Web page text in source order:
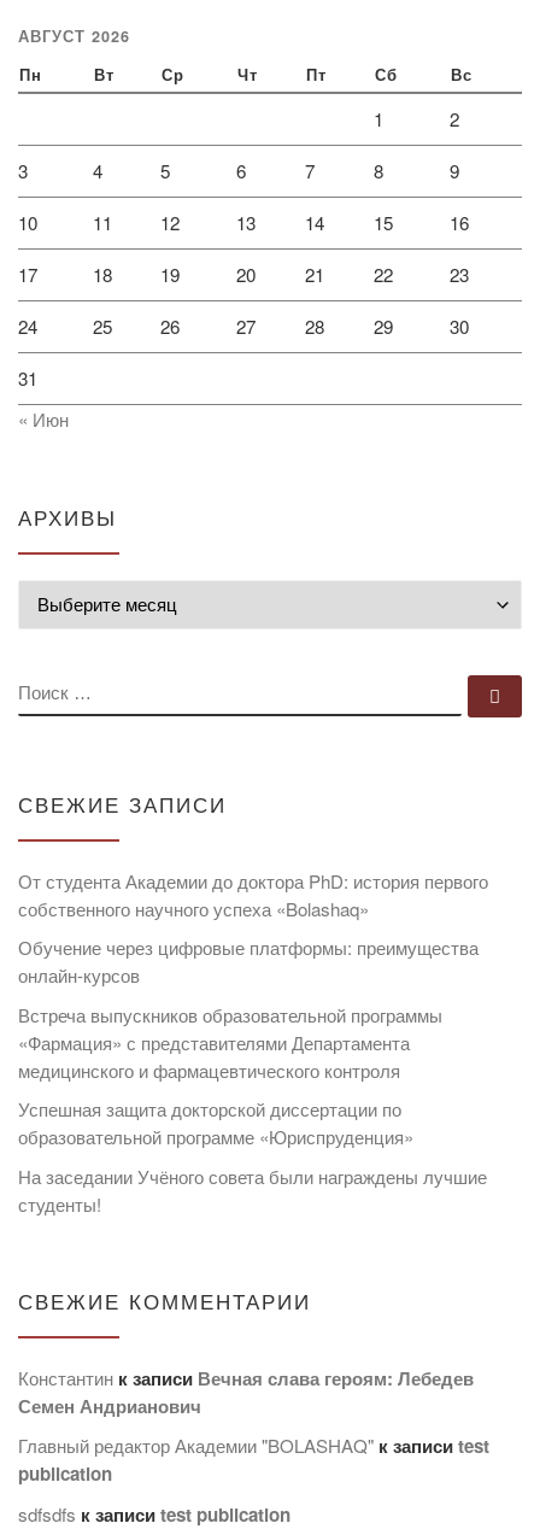
АВГУСТ 2026
Пн Вт Ср Чт Пт Сб Вс
1 2
3 4 5 6 7 8 9
10 11 12 13 14 15 16
17 18 19 20 21 22 23
24 25 26 27 28 29 30
31
« Июн
АРХИВЫ
ПОИСК
СВЕЖИЕ ЗАПИСИ
От студента Академии до доктора PhD: история первого
собственного научного успеха «Bolashaq»
Обучение через цифровые платформы: преимущества
онлайн-курсов
Встреча выпускников образовательной программы
«Фармация» с представителями Департамента
медицинского и фармацевтического контроля
Успешная защита докторской диссертации по
образовательной программе «Юриспруденция»
На заседании Учёного совета были награждены лучшие
студенты!
СВЕЖИЕ КОММЕНТАРИИ
Константин к записи Вечная слава героям: Лебедев
Семен Андрианович
Главный редактор Академии "BOLASHAQ" к записиtest
publication
sdfsdfs к записиtest publication